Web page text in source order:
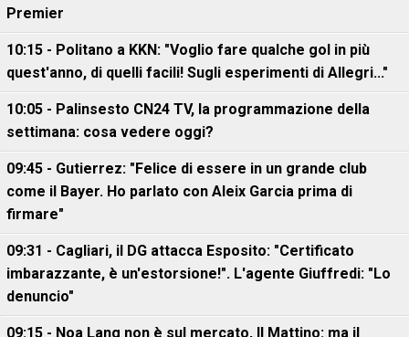
Premier
10:15 - Politano a KKN: "Voglio fare qualche gol in più
quest'anno, di quelli facili! Sugli esperimenti di Allegri..."
10:05 - Palinsesto CN24 TV, la programmazione della
settimana: cosa vedere oggi?
09:45 - Gutierrez: "Felice di essere in un grande club
come il Bayer. Ho parlato con Aleix Garcia prima di
firmare"
09:31 - Cagliari, il DG attacca Esposito: "Certificato
imbarazzante, è un'estorsione!". L'agente Giuffredi: "Lo
denuncio"
09:15 - Noa Lang non è sul mercato, Il Mattino: ma il